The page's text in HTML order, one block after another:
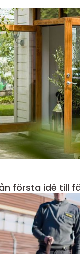
hus från första idé